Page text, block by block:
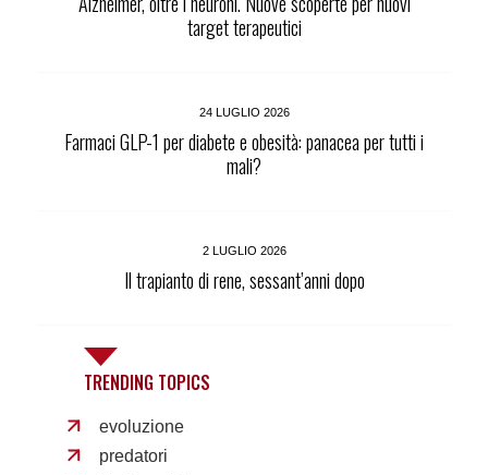
target terapeutici
24 LUGLIO 2026
Farmaci GLP-1 per diabete e obesità: panacea per tutti i
mali?
2 LUGLIO 2026
Il trapianto di rene, sessant’anni dopo
TRENDING TOPICS
evoluzione
predatori